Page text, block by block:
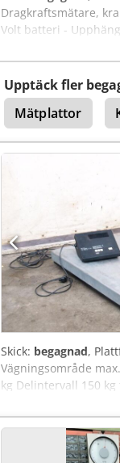
Dragkraftsmätare,
Volt batteri -
mätvärden och tara
Alceck Mycket robust
Upptäck fler
Mätplattor
Skick: begagnad,
Vägningsområde
kg Delintervall 150
SAUTER Typ ECC
Tarafunktion
visar alltid för hög